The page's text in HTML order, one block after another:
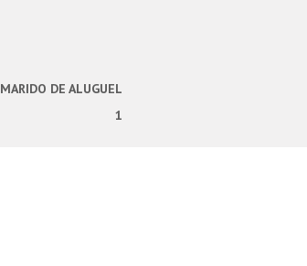
MARIDO DE ALUGUEL
1